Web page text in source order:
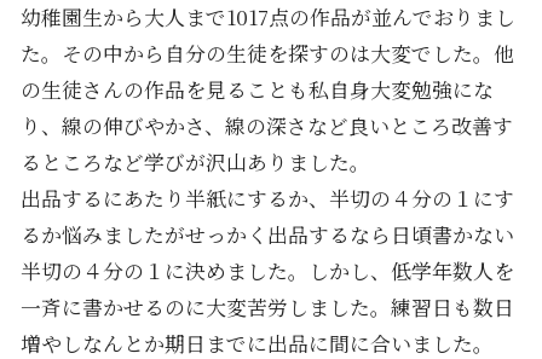
幼稚園生から大人まで1017点の作品が並んでおりまし
た。その中から自分の生徒を探すのは大変でした。他
の生徒さんの作品を見ることも私自身大変勉強にな
り、線の伸びやかさ、線の深さなど良いところ改善す
るところなど学びが沢山ありました。
出品するにあたり半紙にするか、半切の４分の１にす
るか悩みましたがせっかく出品するなら日頃書かない
半切の４分の１に決めました。しかし、低学年数人を
一斉に書かせるのに大変苦労しました。練習日も数日
増やしなんとか期日までに出品に間に合いました。